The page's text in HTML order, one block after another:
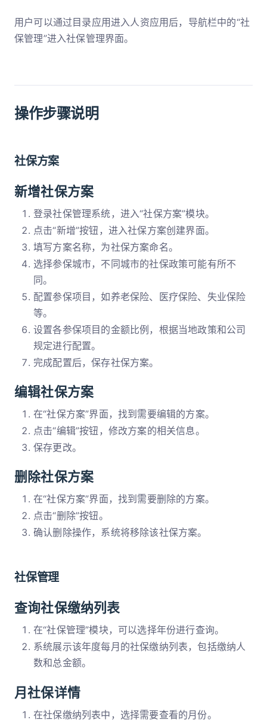
用户可以通过目录应用进入人资应用后，导航栏中的“社
保管理”进入社保管理界面。
操作步骤说明
社保方案
新增社保方案
登录社保管理系统，进入“社保方案”模块。
点击“新增”按钮，进入社保方案创建界面。
填写方案名称，为社保方案命名。
选择参保城市，不同城市的社保政策可能有所不
同。
配置参保项目，如养老保险、医疗保险、失业保险
等。
设置各参保项目的金额比例，根据当地政策和公司
规定进行配置。
完成配置后，保存社保方案。
编辑社保方案
在“社保方案”界面，找到需要编辑的方案。
点击“编辑”按钮，修改方案的相关信息。
保存更改。
删除社保方案
在“社保方案”界面，找到需要删除的方案。
点击“删除”按钮。
确认删除操作，系统将移除该社保方案。
社保管理
查询社保缴纳列表
在“社保管理”模块，可以选择年份进行查询。
系统展示该年度每月的社保缴纳列表，包括缴纳人
数和总金额。
月社保详情
在社保缴纳列表中，选择需要查看的月份。